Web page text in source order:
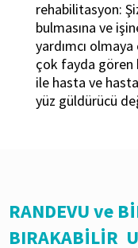
rehabilitasyon:
bulmasına ve
yardımcı
çok fayda gören
ile hasta ve
yüz güldürücü
RANDEVU ve
BIRAKABİLİR